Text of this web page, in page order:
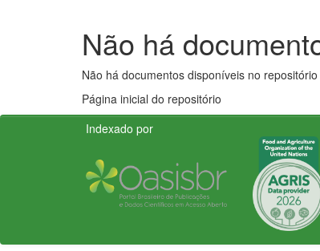
Não há
Não há documentos disponíveis no
Página inicial do repositório
Indexado por